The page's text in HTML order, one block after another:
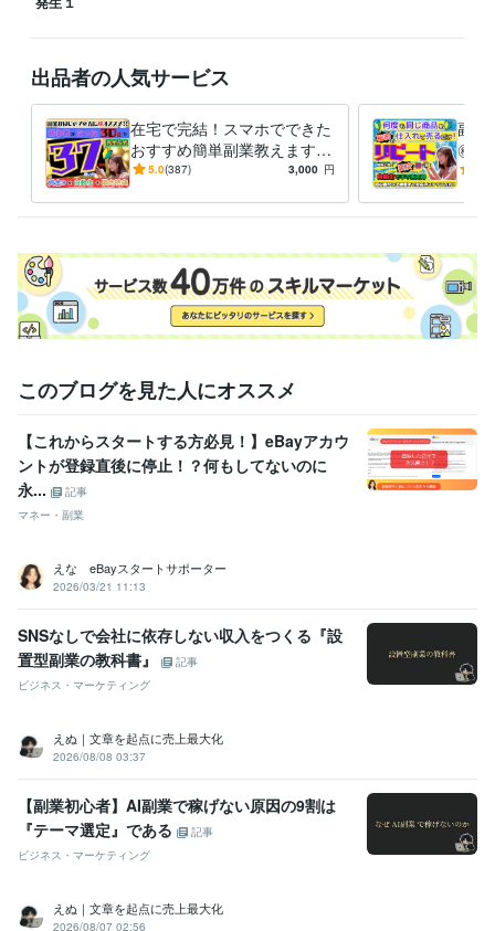
出品者の人気サービス
在宅で完結！スマホでできた
おすすめ簡単副業教えます
初心者主婦でも30万稼げたか
働化
5.0(387) 3,000 円
副業
㊙リ
宅主
開！
このブログを見た人にオススメ
【これからスタートする方必見！】eBayアカウ
ントが登録直後に停止！？何もしてないのに
永...
記事
マネー・副業
えな eBayスタートサポーター
2026/03/21 11:13
SNSなしで会社に依存しない収入をつくる『設
置型副業の教科書』
記事
ビジネス・マーケティング
えぬ｜文章を起点に売上最大化
2026/08/08 03:37
【副業初心者】AI副業で稼げない原因の9割は
『テーマ選定』である
記事
ビジネス・マーケティング
えぬ｜文章を起点に売上最大化
2026/08/07 02:56